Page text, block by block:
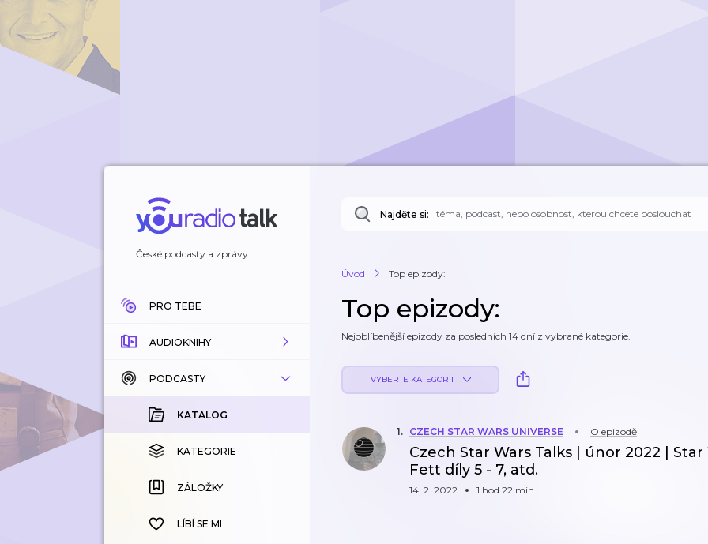
České podcasty a zprávy
PRO TEBE
AUDIOKNIHY
KATALOG
KOUPENÉ
KATEGORIE
ZÁLOŽKY
HISTORIE
PODCASTY
KATALOG
KATEGORIE
ZÁLOŽKY
LÍBÍ SE MI
Najděte si:
Úvod Top epizody:
Top epizody:
Nejoblíbenější epizody za posledních 14 dní z vybrané kategorie.
VYBERTE KATEGORII
1. CZECH STAR WARS UNIVERSE O epizodě
Czech Star Wars Talks | únor 2022 |
Fett díly 5 - 7, atd.
14. 2. 2022 1 hod 22 min